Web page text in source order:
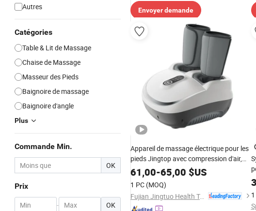
Autres
Catégories
Table & Lit de Massage
Chaise de Massage
Masseur des Pieds
Baignoire de massage
Baignoire d'angle
Plus
Commande Min.
OK
Prix
- OK
Envoyer demande
Appareil de massage électrique pour les
pieds Jingtop avec compression d'air,
chaleur, vibration et shiatsu
61,00-65,00 $US
1 PC (MOQ)
Fujian Jingtuo Health Technology Co., Ltd.